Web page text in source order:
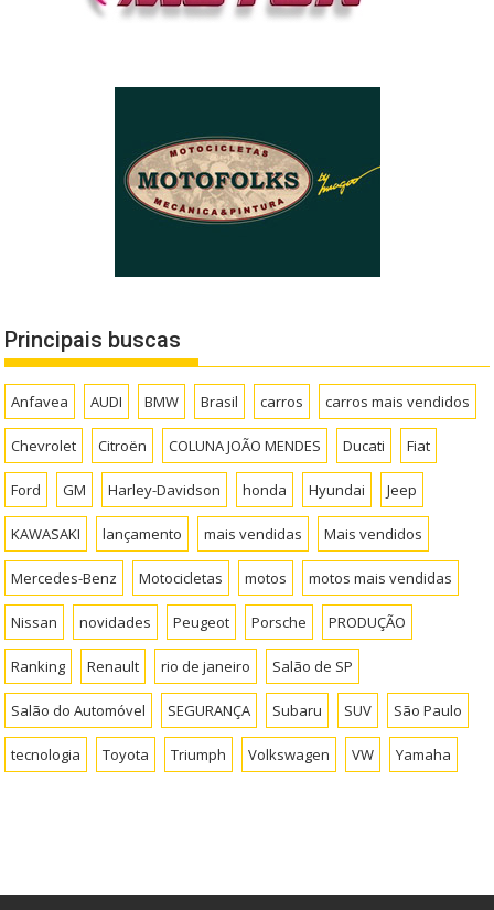
Principais buscas
Anfavea AUDI BMW Brasil carros carros mais vendidos
Chevrolet Citroën COLUNA JOÃO MENDES Ducati Fiat
Ford GM Harley-Davidson honda Hyundai Jeep
KAWASAKI lançamento mais vendidas Mais vendidos
Mercedes-Benz Motocicletas motos motos mais vendidas
Nissan novidades Peugeot Porsche PRODUÇÃO
Ranking Renault rio de janeiro Salão de SP
Salão do Automóvel SEGURANÇA Subaru SUV São Paulo
tecnologia Toyota Triumph Volkswagen VW Yamaha